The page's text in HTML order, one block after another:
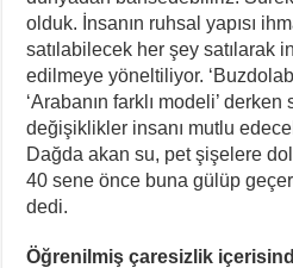
olduk. İnsanın ruhsal yapısı
satılabilecek her şey satılarak
edilmeye yöneltiliyor.
‘Arabanın farklı modeli’
değişiklikler insanı mutlu
Dağda akan su, pet şişelere
40 sene önce buna gülüp
dedi.
Öğrenilmiş çaresizlik